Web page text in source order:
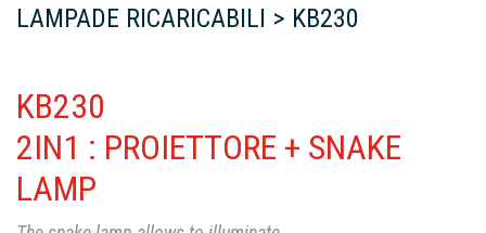
LAMPADE RICARICABILI > KB230
KB230
2IN1 : PROIETTORE + SNAKE
LAMP